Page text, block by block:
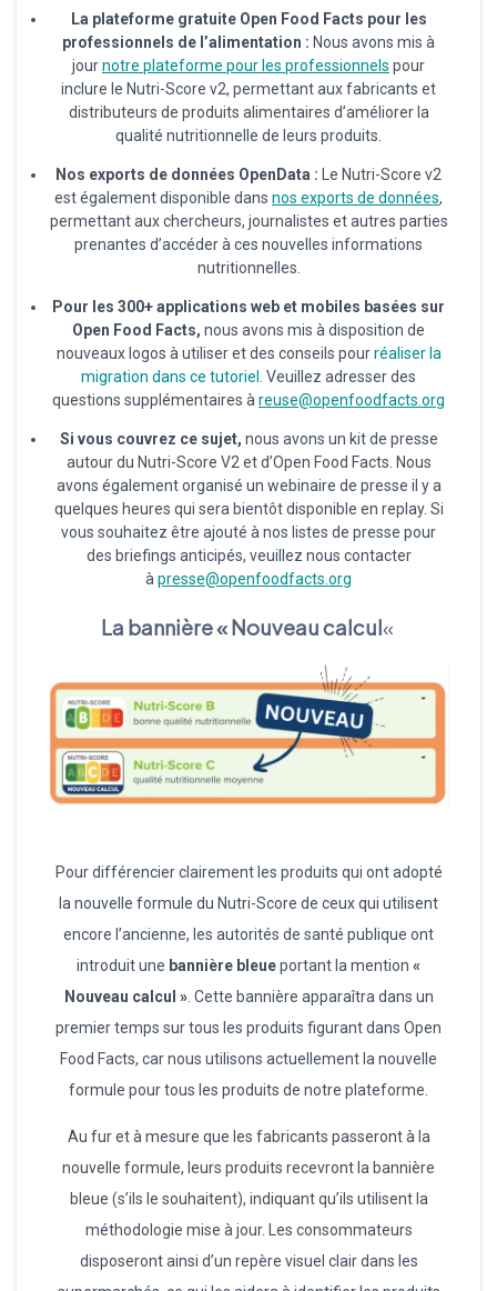
La plateforme gratuite Open Food Facts pour les
professionnels de l’alimentation : Nous avons mis à
journotre plateforme pour les professionnels pour
inclure le Nutri-Score v2, permettant aux fabricants et
distributeurs de produits alimentaires d’améliorer la
qualité nutritionnelle de leurs produits.
Nos exports de données OpenData : Le Nutri-Score v2
est également disponible dans nos exports de données,
permettant aux chercheurs, journalistes et autres parties
prenantes d’accéder à ces nouvelles informations
nutritionnelles.
Pour les 300+ applications web et mobiles basées sur
Open Food Facts, nous avons mis à disposition de
nouveaux logos à utiliser et des conseils pourréaliser la
migration dans ce tutoriel . Veuillez adresser des
questions supplémentaires àreuse@openfoodfacts.org
Si vous couvrez ce sujet, nous avons un kit de presse
autour du Nutri-Score V2 et d’Open Food Facts. Nous
avons également organisé un webinaire de presse il y a
quelques heures qui sera bientôt disponible en replay. Si
vous souhaitez être ajouté à nos listes de presse pour
des briefings anticipés, veuillez nous contacter
àpresse@openfoodfacts.org
La bannière « Nouveau calcul«
Pour différencier clairement les produits qui ont adopté
la nouvelle formule du Nutri-Score de ceux qui utilisent
encore l’ancienne, les autorités de santé publique ont
introduit une bannière bleueportant la mention «
Nouveau calcul ». Cette bannière apparaîtra dans un
premier temps sur tous les produits figurant dans Open
Food Facts, car nous utilisons actuellement la nouvelle
formule pour tous les produits de notre plateforme.
Au fur et à mesure que les fabricants passeront à la
nouvelle formule, leurs produits recevront la bannière
bleue (s’ils le souhaitent), indiquant qu’ils utilisent la
méthodologie mise à jour. Les consommateurs
disposeront ainsi d’un repère visuel clair dans les